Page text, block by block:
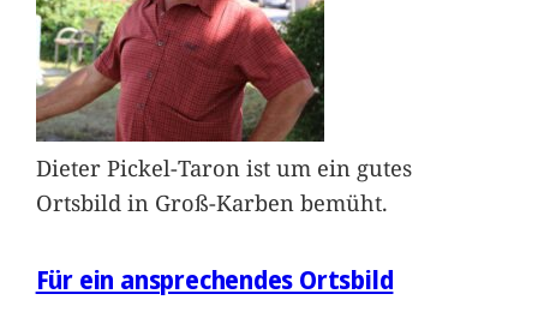
Dieter Pickel-Taron ist um ein gutes
Ortsbild in Groß-Karben bemüht.
Für ein ansprechendes Ortsbild